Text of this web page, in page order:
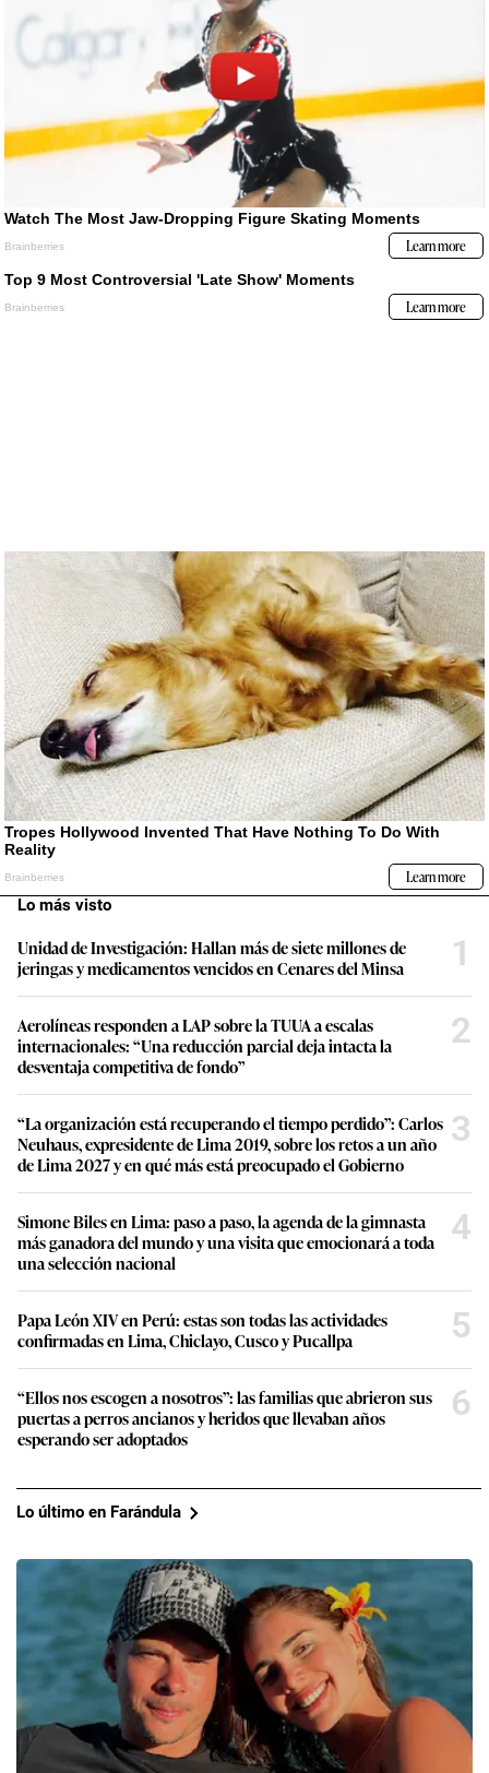
Lo más visto
Unidad de Investigación: Hallan más de siete millones de
jeringas y medicamentos vencidos en Cenares del Minsa
1
Aerolíneas responden a LAP sobre la TUUA a escalas
internacionales: “Una reducción parcial deja intacta la
desventaja competitiva de fondo”
2
“La organización está recuperando el tiempo perdido”: Carlos
Neuhaus, expresidente de Lima 2019, sobre los retos a un año
de Lima 2027 y en qué más está preocupado el Gobierno
3
Simone Biles en Lima: paso a paso, la agenda de la gimnasta
más ganadora del mundo y una visita que emocionará a toda
una selección nacional
4
Papa León XIV en Perú: estas son todas las actividades
confirmadas en Lima, Chiclayo, Cusco y Pucallpa
5
“Ellos nos escogen a nosotros”: las familias que abrieron sus
puertas a perros ancianos y heridos que llevaban años
esperando ser adoptados
6
Lo último en Farándula